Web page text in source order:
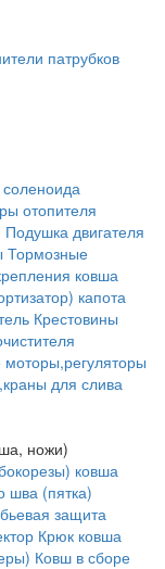
патрубков
отопителя
Подушка двигателя
Тормозные
ковша
капота
Крестовины
для слива
ножи)
ковша
шва (пятка)
защита
Крюк ковша
Ковш в сборе